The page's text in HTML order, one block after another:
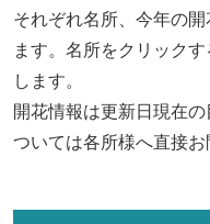
それぞれ名所、今年の
ます。名所をクリック
します。
開花情報は更新日現在
ついては各所様へ直接お